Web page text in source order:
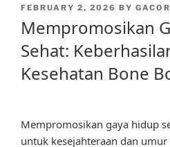
POSTED
FEBRUARY 2, 2026 BY
Mempromosikan
Sehat:
Kesehatan Bone
Mempromosikan gaya hidup
untuk kesejahteraan dan umur